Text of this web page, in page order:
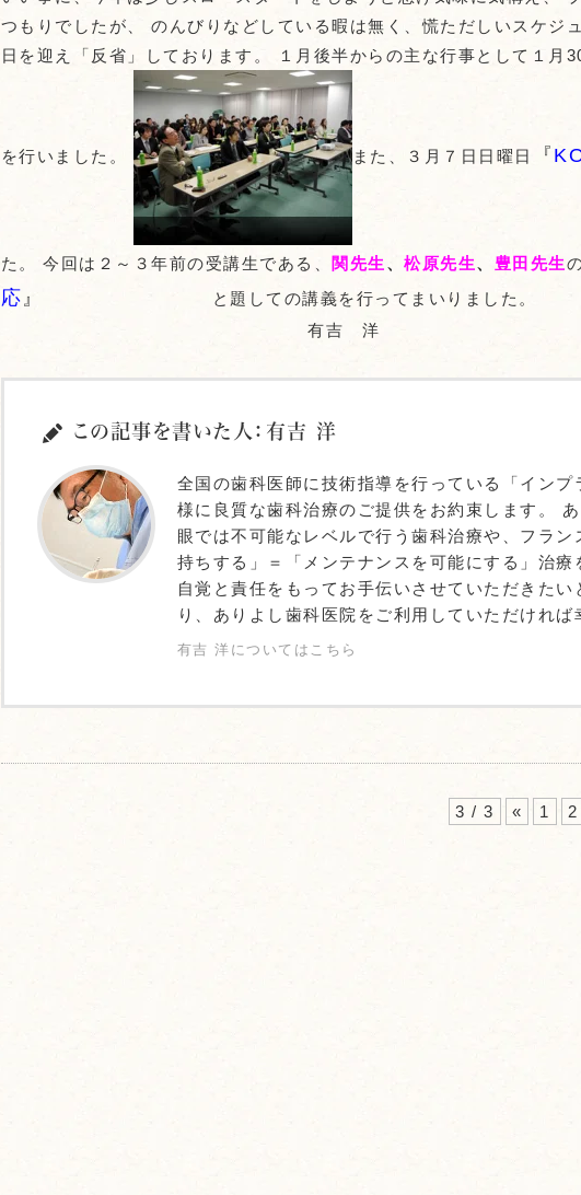
つもりでしたが、 のんびりなどしている暇は無く、慌ただしいスケ
日を迎え「反省」しております。 １月後半からの主な行事として
を行いました。 また、３月７日日曜日 『
た。 今回は２～３年前の受講生である、 関先生 、松原先生、 豊田先生
応』
と題しての講義を行ってまいりました。 今後
有吉 洋
この記事を書いた人：有吉 洋
全国の歯科医師に技術指導を行っている「イン
様に良質な歯科治療のご提供をお約束します。
眼では不可能なレベルで行う歯科治療や、フラ
持ちする」＝「メンテナンスを可能にする」治
自覚と責任をもってお手伝いさせていただきた
り、ありよし歯科医院をご利用していただければ
有吉 洋についてはこちら
3 / 3 « 1 2